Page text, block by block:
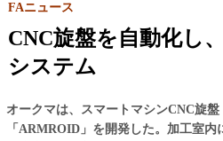
CNC旋盤を自動化し
システム
FAニュース
オークマは、スマートマシンCNC旋
「ARMROID」を開発した。加工室